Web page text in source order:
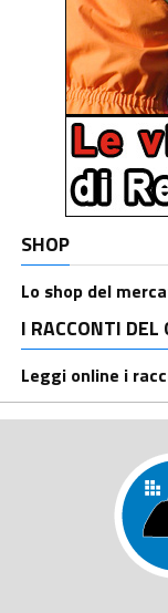
SHOP
Lo shop del
I RACCONTI DEL
Leggi online i